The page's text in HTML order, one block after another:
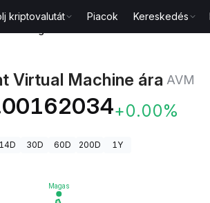
kriptovalutát Piacok Kereskedés
Virtual Machine ára AVM
+0.00%
14D 30D 60D 200D 1Y